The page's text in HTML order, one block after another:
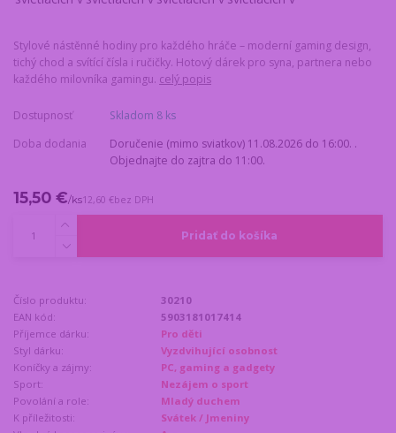
Stylové nástěnné hodiny pro každého hráče – moderní gaming design,
tichý chod a svítící čísla i ručičky. Hotový dárek pro syna, partnera nebo
každého milovníka gamingu. celý popis
Dostupnosť
Skladom 8 ks
Doba dodania
Doručenie (mimo sviatkov) 11.08.2026 do 16:00. .
Objednajte do zajtra do 11:00.
15,50 €/ks12,60 €bez DPH
Pridať do košíka
Číslo produktu:
30210
EAN kód:
5903181017414
Příjemce dárku:
Pro děti
Styl dárku:
Vyzdvihující osobnost
Koníčky a zájmy:
PC, gaming a gadgety
Sport:
Nezájem o sport
Povolání a role:
Mladý duchem
K příležitosti:
Svátek / Jmeniny